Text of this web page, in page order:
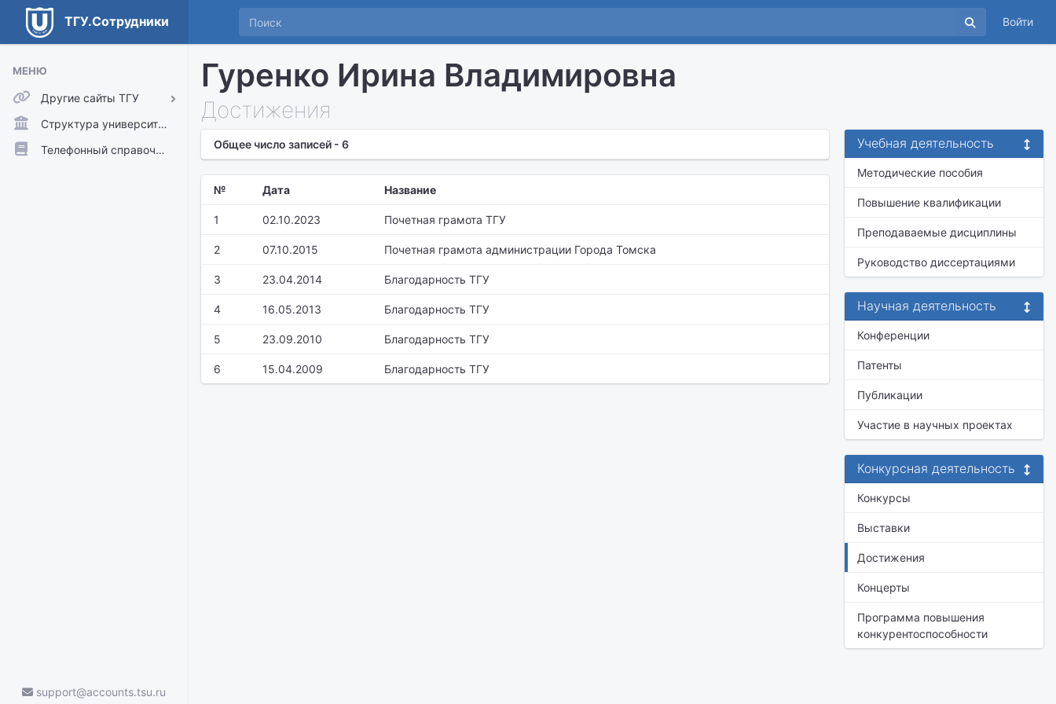
ТГУ.Сотрудники Войти
МЕНЮ
Другие сайты ТГУ
ТГУ.Аккаунты
ТГУ.Расписание
Структура университета
Телефонный справочник
support@accounts.tsu.ru
Гуренко Ирина Владимировна
Достижения
Общее число записей - 6
№ Дата Название
1 02.10.2023 Почетная грамота ТГУ
2 07.10.2015 Почетная грамота администрации Города Томска
3 23.04.2014 Благодарность ТГУ
4 16.05.2013 Благодарность ТГУ
5 23.09.2010 Благодарность ТГУ
6 15.04.2009 Благодарность ТГУ
Учебная деятельность
Методические пособия
Повышение квалификации
Преподаваемые дисциплины
Руководство диссертациями
Научная деятельность
Конференции
Патенты
Публикации
Участие в научных проектах
Конкурсная деятельность
Конкурсы
Выставки
Достижения
Концерты
Программа повышения
конкурентоспособности